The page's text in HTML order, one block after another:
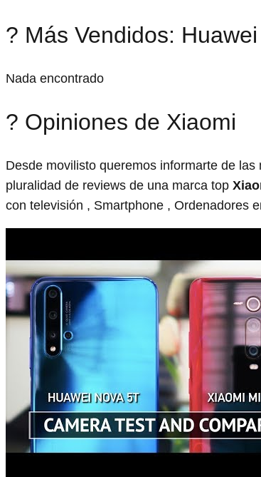
? Más Vendidos:
Nada encontrado
? Opiniones de Xiaomi
Desde movilisto queremos informarte de
pluralidad de reviews de una marca top
con televisión , Smartphone , Ordenadores